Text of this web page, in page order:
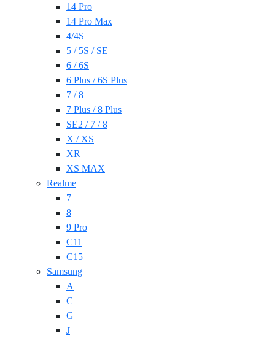
14 Pro
14 Pro Max
4/4S
5 / 5S / SE
6 / 6S
6 Plus / 6S Plus
7 / 8
7 Plus / 8 Plus
SE2 / 7 / 8
X / XS
XR
XS MAX
Realme
7
8
9 Pro
C11
C15
Samsung
A
C
G
J